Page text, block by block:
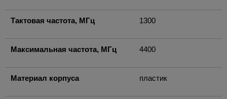
Тактовая частота, МГц 1300
Максимальная частота, МГц 4400
Материал корпуса пластик